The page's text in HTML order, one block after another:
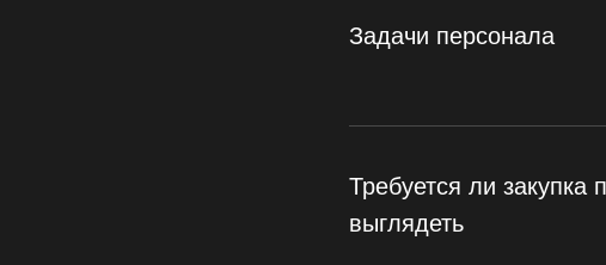
Задачи персонала
Требуется ли
выглядеть